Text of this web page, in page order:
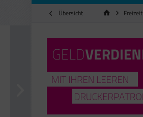
Übersicht Freizeit